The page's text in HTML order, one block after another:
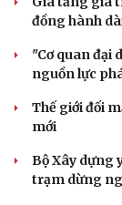
đồng hành
"Cơ quan đại
nguồn lực
Thế giới đối
mới
Bộ Xây dựng
trạm dừng